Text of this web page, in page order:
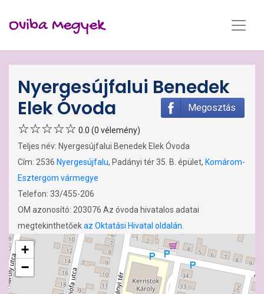
Oviba Megyek
Nyergesújfalui Benedek
Elek Óvoda
Megosztás
0.0 (0 vélemény)
Teljes név: Nyergesújfalui Benedek Elek Óvoda
Cím: 2536 Nyergesújfalu, Padányi tér 35. B. épület, Komárom-
Esztergom vármegye
Telefon: 33/455-206
OM azonosító: 203076 Az óvoda hivatalos adatai
megtekinthetőekaz Oktatási Hivatal oldalán
+
−